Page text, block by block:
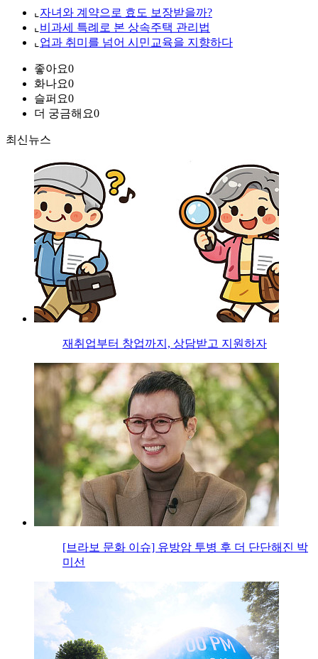
⌞ 자녀와 계약으로 효도 보장받을까?
⌞ 비과세 특례로 본 상속주택 관리법
⌞ 업과 취미를 넘어 시민교육을 지향하다
좋아요0
화나요0
슬퍼요0
더 궁금해요0
최신뉴스
재취업부터 창업까지, 상담받고 지원하자
[브라보 문화 이슈] 유방암 투병 후 더 단단해진 박
미선